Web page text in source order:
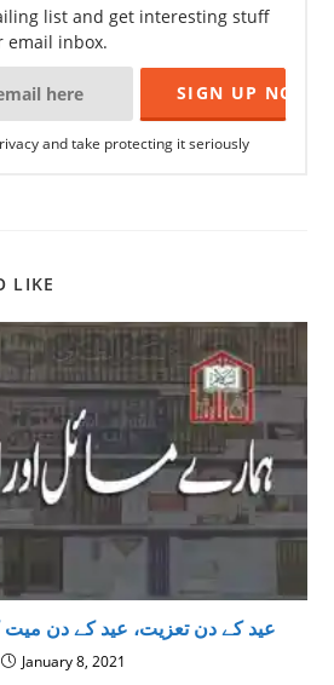
list and get interesting stuff
email inbox.
and take protecting it seriously
LIKE
عید کے دن تعزیت، عید کے دن میت
January 8, 2021